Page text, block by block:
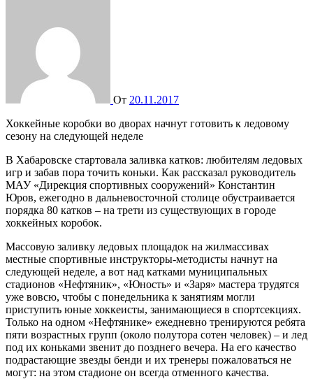
От 20.11.2017
Хоккейные коробки во дворах начнут готовить к ледовому
сезону на следующей неделе
В Хабаровске стартовала заливка катков: любителям ледовых
игр и забав пора точить коньки. Как рассказал руководитель
МАУ «Дирекция спортивных сооружений» Константин
Юров, ежегодно в дальневосточной столице обустраивается
порядка 80 катков – на трети из существующих в городе
хоккейных коробок.
Массовую заливку ледовых площадок на жилмассивах
местные спортивные инструкторы-методисты начнут на
следующей неделе, а вот над катками муниципальных
стадионов «Нефтяник», «Юность» и «Заря» мастера трудятся
уже вовсю, чтобы с понедельника к занятиям могли
приступить юные хоккеисты, занимающиеся в спортсекциях.
Только на одном «Нефтянике» ежедневно тренируются ребята
пяти возрастных групп (около полутора сотен человек) – и лед
под их коньками звенит до позднего вечера. На его качество
подрастающие звезды бенди и их тренеры пожаловаться не
могут: на этом стадионе он всегда отменного качества.